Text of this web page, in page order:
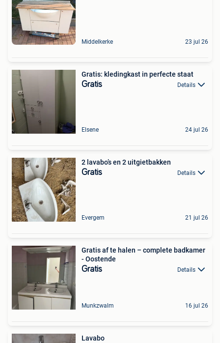
Middelkerke 23 jul 26
Gratis: kledingkast in perfecte staat
Gratis Details
Elsene 24 jul 26
2 lavabo’s en 2 uitgietbakken
Gratis Details
Evergem 21 jul 26
Gratis af te halen – complete badkamer
- Oostende
Gratis Details
Munkzwalm 16 jul 26
Lavabo